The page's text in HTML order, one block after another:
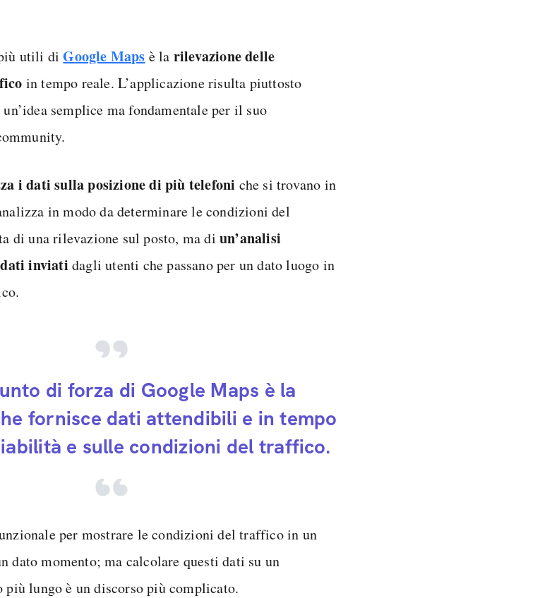
utili diGoogle Maps è la rilevazione delle
in tempo reale. L’applicazione risulta piuttosto
semplice ma fondamentale per il suo
i dati sulla posizione di più telefoni che si trovano in
in modo da determinare le condizioni del
di una rilevazione sul posto, ma diun’analisi
inviati dagli utenti che passano per un dato luogo in
di forza di Google Maps è la
fornisce dati attendibili e in tempo
e sulle condizioni del traffico.
per mostrare le condizioni del traffico in un
dato momento; ma calcolare questi dati su un
lungo è un discorso più complicato.